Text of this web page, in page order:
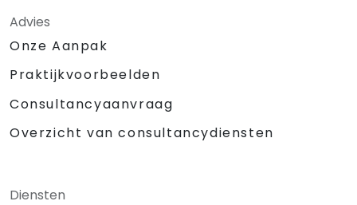
Advies
Onze Aanpak
Praktijkvoorbeelden
Consultancyaanvraag
Overzicht van consultancydiensten
Diensten